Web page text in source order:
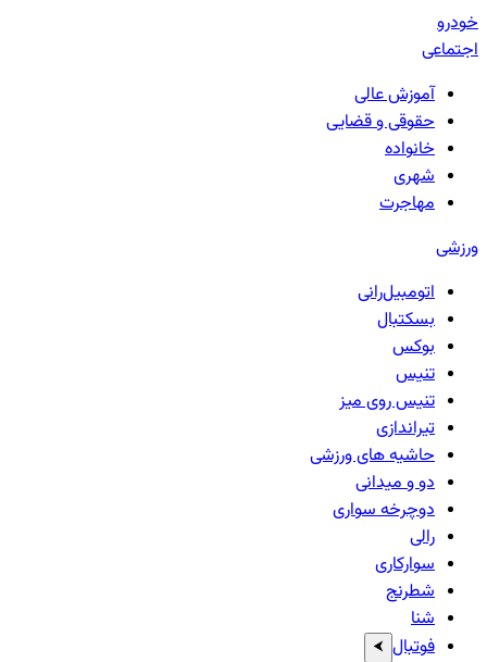
خودرو
اجتماعی
آموزش عالی
حقوقی و قضایی
خانواده
شهری
مهاجرت
ورزشی
اتومبیل‌رانی
بسکتبال
بوکس
تنیس
تنیس روی میز
تیراندازی
حاشیه های ورزشی
دو و میدانی
دوچرخه سواری
رالی
سوارکاری
شطرنج
شنا
فوتبال ⮜